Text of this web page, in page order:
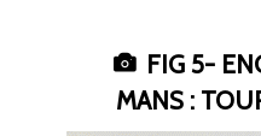
FIG 5-
MANS :